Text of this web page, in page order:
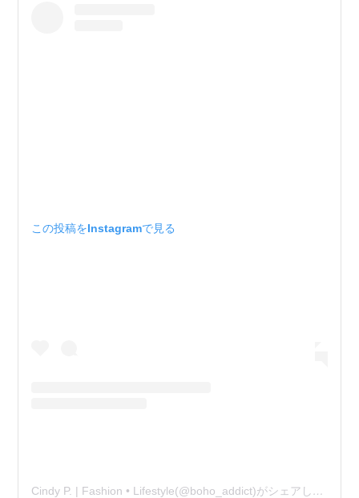
この投稿をInstagramで見る
Cindy P. | Fashion • Lifestyle(@boho_addict)がシェアした投稿